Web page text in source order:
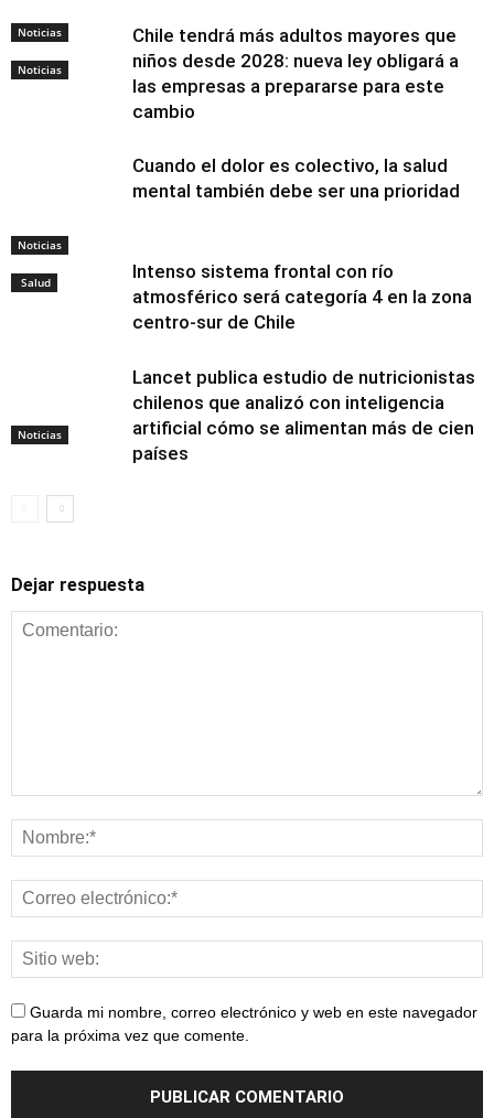
Noticias
Noticias
Noticias
Chile tendrá más adultos mayores que
niños desde 2028: nueva ley obligará a
las empresas a prepararse para este
cambio
Salud
Cuando el dolor es colectivo, la salud
mental también debe ser una prioridad
Noticias
Intenso sistema frontal con río
atmosférico será categoría 4 en la zona
centro-sur de Chile
Alimentación y
nutrición
Lancet publica estudio de nutricionistas
chilenos que analizó con inteligencia
artificial cómo se alimentan más de cien
países
Dejar respuesta
Guarda mi nombre, correo electrónico y web en este navegador
para la próxima vez que comente.